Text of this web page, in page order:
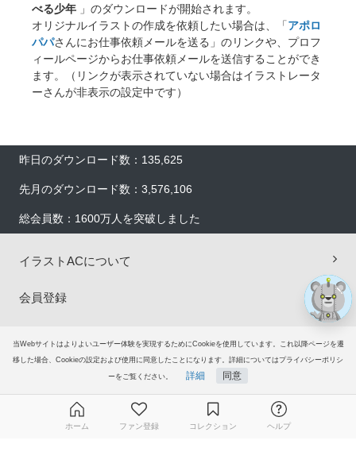
当Webサイトはよりよいユーザー体験を実現するためにCookieを使用しています。これ以降ページを遷
移した場合、Cookieの設定および使用に同意したことになります。詳細についてはプライバシーポリシ
ーをご覧ください。 詳細 同意
べる少年 」のダウンロードが開始されます。
オリジナルイラストの作成を依頼したい場合は、「アポロ
パパさんにお仕事依頼メールを送る」のリンクや、プロフ
ィールページからお仕事依頼メールを送信することができ
ます。（リンクが表示されていない場合はイラストレータ
ーさんが非表示の設定中です）
昨日のダウンロード数：135,625
先月のダウンロード数：3,576,106
総会員数：1600万人を突破しました
イラストACについて
会員登録
グループサイト
ホーム ファン登録 コレクション ヘルプ